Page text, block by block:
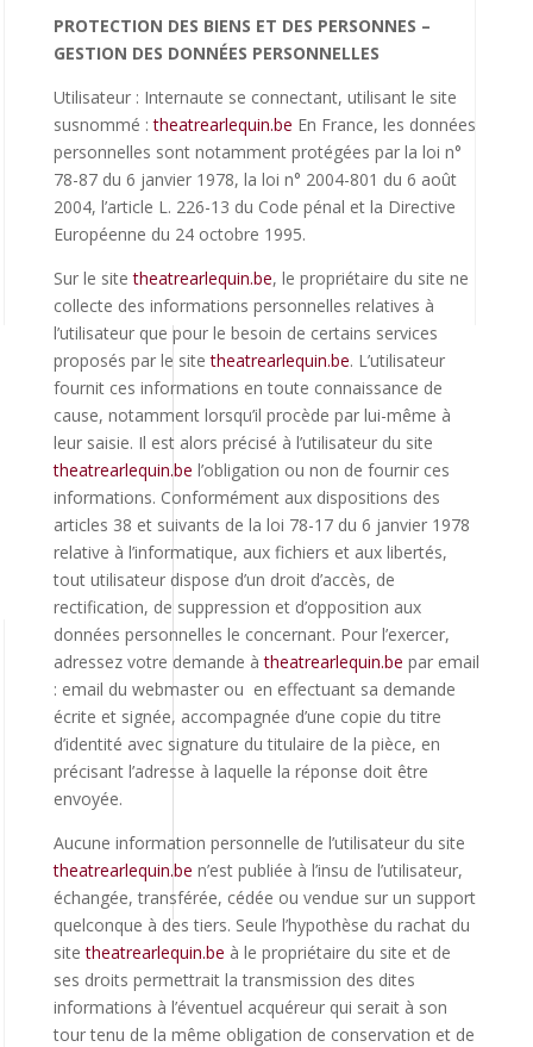
PROTECTION DES BIENS ET DES PERSONNES –
GESTION DES DONNÉES PERSONNELLES
Utilisateur : Internaute se connectant, utilisant le site
susnommé : theatrearlequin.be En France, les données
personnelles sont notamment protégées par la loi n°
78-87 du 6 janvier 1978, la loi n° 2004-801 du 6 août
2004, l’article L. 226-13 du Code pénal et la Directive
Européenne du 24 octobre 1995.
Sur le site theatrearlequin.be, le propriétaire du site ne
collecte des informations personnelles relatives à
l’utilisateur que pour le besoin de certains services
proposés par le site theatrearlequin.be. L’utilisateur
fournit ces informations en toute connaissance de
cause, notamment lorsqu’il procède par lui-même à
leur saisie. Il est alors précisé à l’utilisateur du site
theatrearlequin.be l’obligation ou non de fournir ces
informations. Conformément aux dispositions des
articles 38 et suivants de la loi 78-17 du 6 janvier 1978
relative à l’informatique, aux fichiers et aux libertés,
tout utilisateur dispose d’un droit d’accès, de
rectification, de suppression et d’opposition aux
données personnelles le concernant. Pour l’exercer,
adressez votre demande à theatrearlequin.be par email
: email du webmaster ou en effectuant sa demande
écrite et signée, accompagnée d’une copie du titre
d’identité avec signature du titulaire de la pièce, en
précisant l’adresse à laquelle la réponse doit être
envoyée.
Aucune information personnelle de l’utilisateur du site
theatrearlequin.be n’est publiée à l’insu de l’utilisateur,
échangée, transférée, cédée ou vendue sur un support
quelconque à des tiers. Seule l’hypothèse du rachat du
site theatrearlequin.be à le propriétaire du site et de
ses droits permettrait la transmission des dites
informations à l’éventuel acquéreur qui serait à son
tour tenu de la même obligation de conservation et de